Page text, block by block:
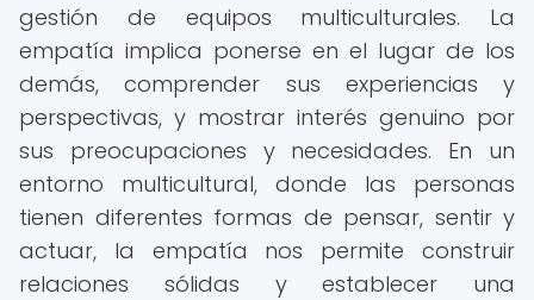
gestión de equipos multiculturales. La
empatía implica ponerse en el lugar de los
demás, comprender sus experiencias y
perspectivas, y mostrar interés genuino por
sus preocupaciones y necesidades. En un
entorno multicultural, donde las personas
tienen diferentes formas de pensar, sentir y
actuar, la empatía nos permite construir
relaciones sólidas y establecer una